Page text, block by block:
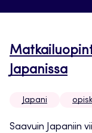
Japanissa
Japani
Saavuin Japaniin